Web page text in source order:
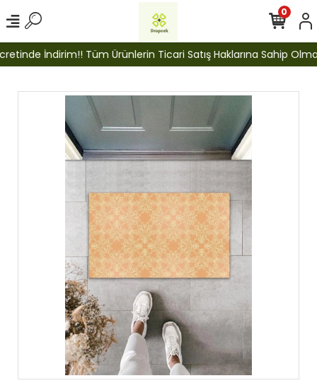
İndirim!! Tüm Ürünlerin Ticari Satış Haklarına Sahip
0